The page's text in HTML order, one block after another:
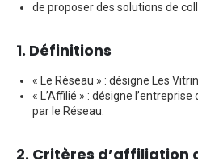
de proposer des solutions de
1. Définitions
« Le Réseau » : désigne Les
« L’Affilié » : désigne
par le Réseau.
2. Critères d’affiliation